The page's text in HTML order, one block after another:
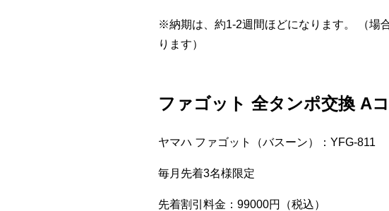
※納期は、約1-2週間ほどになります。 （場
ります）
ファゴット 全タンポ交換 A
ヤマハ ファゴット（バスーン）：YFG-811
毎月先着3名様限定
先着割引料金：99000円（税込）